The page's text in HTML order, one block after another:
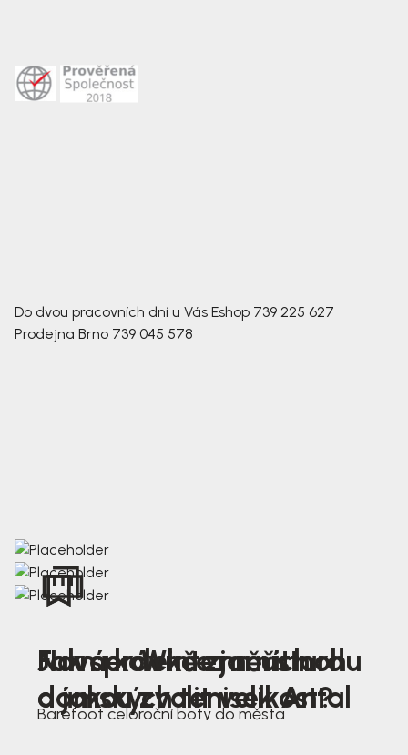
Do dvou pracovních dní u Vás Eshop 739 225 627
Prodejna Brno 739 045 578
Nová kolekce jarních
dámských tenisek Antal
Jak správně změřit nohu
a jakou zvolit velikost?
Farmer Winter mustard
Barefoot celoroční boty do města